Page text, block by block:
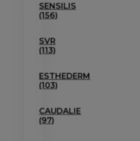
SENSILIS
(156)
SVR
(113)
ESTHEDERM
(103)
CAUDALIE
(97)